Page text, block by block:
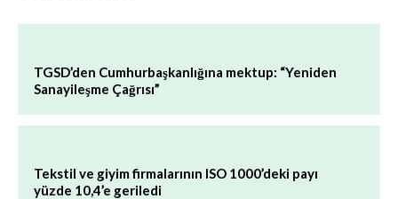
TGSD’den Cumhurbaşkanlığına mektup: “Yeniden
Sanayileşme Çağrısı”
Tekstil ve giyim firmalarının ISO 1000’deki payı
yüzde 10,4’e geriledi